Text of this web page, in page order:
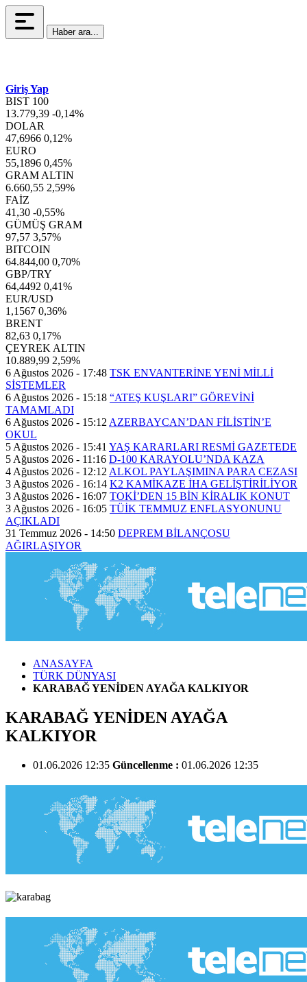
Haber ara...
Giriş Yap
BIST 100
13.779,39 -0,14%
DOLAR
47,6966 0,12%
EURO
55,1896 0,45%
GRAM ALTIN
6.660,55 2,59%
FAİZ
41,30 -0,55%
GÜMÜŞ GRAM
97,57 3,57%
BITCOIN
64.844,00 0,70%
GBP/TRY
64,4492 0,41%
EUR/USD
1,1567 0,36%
BRENT
82,63 0,17%
ÇEYREK ALTIN
10.889,99 2,59%
6 Ağustos 2026 - 17:48 TSK ENVANTERİNE YENİ MİLLİ
SİSTEMLER
6 Ağustos 2026 - 15:18 “ATEŞ KUŞLARI” GÖREVİNİ
TAMAMLADI
6 Ağustos 2026 - 15:12 AZERBAYCAN’DAN FİLİSTİN’E
OKUL
5 Ağustos 2026 - 15:41 YAŞ KARARLARI RESMİ GAZETEDE
5 Ağustos 2026 - 11:16 D-100 KARAYOLU’NDA KAZA
4 Ağustos 2026 - 12:12 ALKOL PAYLAŞIMINA PARA CEZASI
3 Ağustos 2026 - 16:14 K2 KAMİKAZE İHA GELİŞTİRİLİYOR
3 Ağustos 2026 - 16:07 TOKİ’DEN 15 BİN KİRALIK KONUT
3 Ağustos 2026 - 16:05 TÜİK TEMMUZ ENFLASYONUNU
AÇIKLADI
31 Temmuz 2026 - 14:50 DEPREM BİLANÇOSU
AĞIRLAŞIYOR
ANASAYFA
TÜRK DÜNYASI
KARABAĞ YENİDEN AYAĞA KALKIYOR
KARABAĞ YENİDEN AYAĞA
KALKIYOR
01.06.2026 12:35 Güncellenme : 01.06.2026 12:35